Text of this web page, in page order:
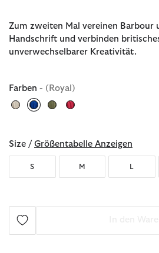
Zum zweiten Mal vereinen Barbour
Handschrift und verbinden
unverwechselbarer Kreativität.
Farben - (Royal)
Size / Größentabelle Anzeigen
S M L